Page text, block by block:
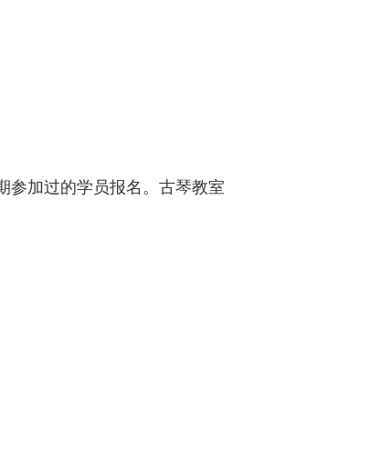
参加过的学员报名。古琴教室